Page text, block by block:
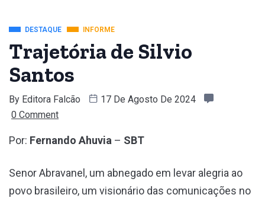
DESTAQUE INFORME
Trajetória de Silvio
Santos
By Editora Falcão
17 De Agosto De 2024
0 Comment
Por: Fernando Ahuvia – SBT
Senor Abravanel, um abnegado em levar alegria ao
povo brasileiro, um visionário das comunicações no